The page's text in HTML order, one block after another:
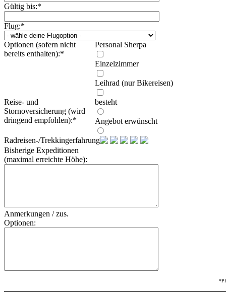
Gültig bis:*
Flug:*
Optionen (sofern nicht
bereits enthalten):*
Personal Sherpa
Einzelzimmer
Leihrad (nur Bikereisen)
Reise- und
Stornoversicherung (wird
dringend empfohlen):*
besteht
Angebot erwünscht
Radreisen-/Trekkingerfahrung:
Bisherige Expeditionen
(maximal erreichte Höhe):
Anmerkungen / zus.
Optionen: